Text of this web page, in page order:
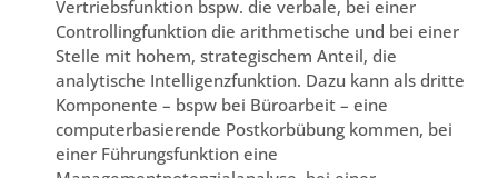
Vertriebsfunktion bspw. die verbale, bei einer
Controllingfunktion die arithmetische und bei einer
Stelle mit hohem, strategischem Anteil, die
analytische Intelligenzfunktion. Dazu kann als dritte
Komponente – bspw bei Büroarbeit – eine
computerbasierende Postkorbübung kommen, bei
einer Führungsfunktion eine